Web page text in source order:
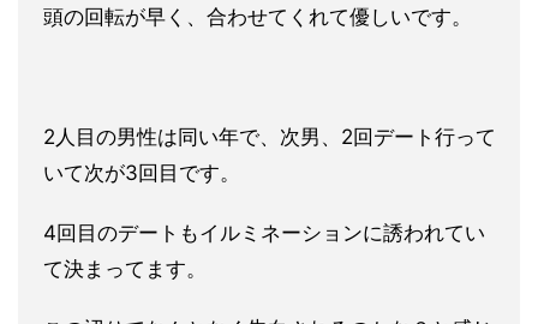
頭の回転が早く、合わせてくれて優しいです。
2人目の男性は同い年で、次男、2回デート行って
いて次が3回目 です。
4回目のデートもイルミネーションに誘われてい
て決まって ます。